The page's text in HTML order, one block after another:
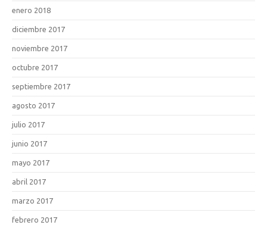
enero 2018
diciembre 2017
noviembre 2017
octubre 2017
septiembre 2017
agosto 2017
julio 2017
junio 2017
mayo 2017
abril 2017
marzo 2017
febrero 2017